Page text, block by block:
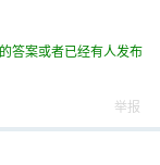
答案或者已经有人发布
举报